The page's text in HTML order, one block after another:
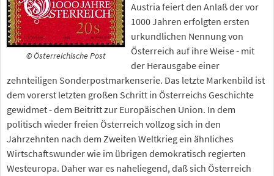
© Österreichische Post
Austria feiert den Anlaß der vor
1000 Jahren erfolgten ersten
urkundlichen Nennung von
Österreich auf ihre Weise - mit
der Herausgabe einer
zehnteiligen Sonderpostmarkenserie. Das letzte Markenbild ist
dem vorerst letzten großen Schritt in Österreichs Geschichte
gewidmet - dem Beitritt zur Europäischen Union. In dem
politisch wieder freien Österreich vollzog sich in den
Jahrzehnten nach dem Zweiten Weltkrieg ein ähnliches
Wirtschaftswunder wie im übrigen demokratisch regierten
Westeuropa. Daher war es naheliegend, daß sich Österreich